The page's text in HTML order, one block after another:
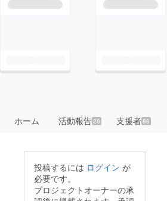
ホーム 活動報告26 支援者86
投稿するには ログイン が
必要です。
プロジェクトオーナーの承